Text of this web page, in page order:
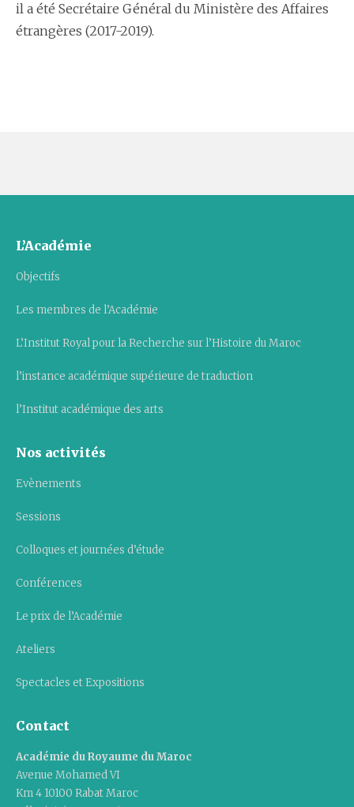
il a été Secrétaire Général du Ministère des Affaires
étrangères (2017-2019).
L’Académie
Objectifs
Les membres de l’Académie
L’Institut Royal pour la Recherche sur l’Histoire du Maroc
l’instance académique supérieure de traduction
l’Institut académique des arts
Nos activités
Evènements
Sessions
Colloques et journées d’étude
Conférences
Le prix de l’Académie
Ateliers
Spectacles et Expositions
Contact
Académie du Royaume du Maroc
Avenue Mohamed VI
Km 4 10100 Rabat Maroc